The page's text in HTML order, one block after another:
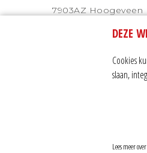
7903AZ Hoogeveen
Tel. 0528 232 328
DEZE
Cookies
slaan,
Lees meer